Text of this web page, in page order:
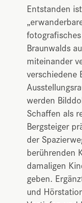
Entstanden
Braunwalds
miteinander
verschiedene
werden
Schaffen als
Bergsteiger
der
berührenden
damaligen
geben.
und